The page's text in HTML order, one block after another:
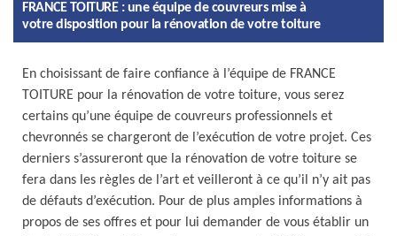
FRANCE TOITURE : une équipe de couvreurs mise à
votre disposition pour la rénovation de votre toiture
En choisissant de faire confiance à l’équipe de FRANCE
TOITURE pour la rénovation de votre toiture, vous serez
certains qu’une équipe de couvreurs professionnels et
chevronnés se chargeront de l’exécution de votre projet. Ces
derniers s’assureront que la rénovation de votre toiture se
fera dans les règles de l’art et veilleront à ce qu’il n’y ait pas
de défauts d’exécution. Pour de plus amples informations à
propos de ses offres et pour lui demander de vous établir un